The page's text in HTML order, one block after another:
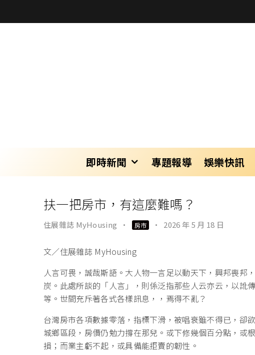
即時新聞 專題報導 娛樂快訊
扶一把房市，有這麼難嗎？
住展雜誌 MyHousing · 房市 · 2026 年 5 月 18 日
文／住展雜誌 MyHousing
人言可畏，誠哉斯語。大人物一言足以動天下，興邦喪邦
炭。此處所談的「人言」，則係泛指那些人云亦云，以訛
等。世間充斥著各式各樣訊息，，焉得不亂？
台灣房市各項數據零落，指標下滑，被唱衰雖不得已，卻
城鄉區段，房價仍勉力撐在那兒。或下修幾個百分點，或
損；而業主虧不起，或具備能拒賣的韌性。